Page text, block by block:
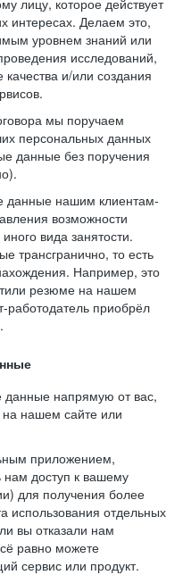
лицу, которое действует
интересах. Делаем это,
уровнем знаний или
исследований,
и/или создания
мы поручаем
персональных данных
данные без поручения
нашим клиентам-
возможности
вида занятости.
трансгранично, то есть
Например, это
резюме на нашем
работодатель приобрёл
напрямую от вас,
нашем сайте или
приложением,
нам доступ к вашему
для получения более
использования отдельных
вы отказали нам
равно можете
сервис или продукт.